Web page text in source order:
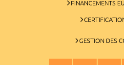
FINANCEMENTS
GESTION DES